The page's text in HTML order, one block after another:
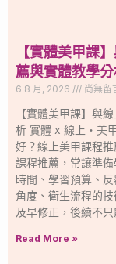
【實體美甲課
薦與實體教學
6 8 月, 2026 尚無留
【實體美甲課】與
析 實體 x 線上・美
好？線上美甲課程
課程推薦，常讓準
時間、學習預算、
角度、衛生流程的
及早修正，後續不
Read More »